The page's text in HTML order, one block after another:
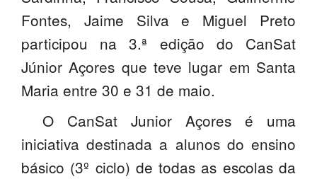
@parlamentodosjovens_esaq
@esaq.erasmus
@oficina.do.largo
ESCOLA
ALUNOS
Fontes, Jaime Silva e Miguel Preto
participou na 3.ª edição do CanSat
Júnior Açores que teve lugar em Santa
Maria entre 30 e 31 de maio.
O CanSat Junior Açores é uma
iniciativa destinada a alunos do ensino
básico (3º ciclo) de todas as escolas da